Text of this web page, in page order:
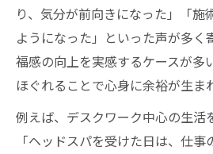
り、気分が前向きになった」「施
ようになった」といった声が多く
福感の向上を実感するケースが多
ほぐれることで心身に余裕が生ま
例えば、デスクワーク中心の生活
「ヘッドスパを受けた日は、仕